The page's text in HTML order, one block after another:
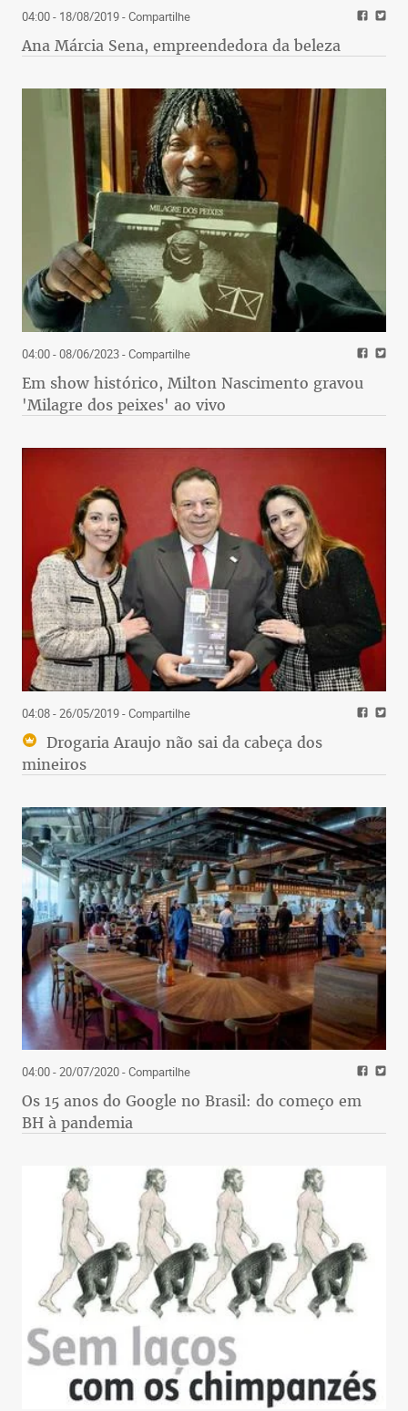
04:00 - 18/08/2019- Compartilhe
Ana Márcia Sena, empreendedora da beleza
04:00 - 08/06/2023- Compartilhe
Em show histórico, Milton Nascimento gravou
'Milagre dos peixes' ao vivo
04:08 - 26/05/2019- Compartilhe
Drogaria Araujo não sai da cabeça dos
mineiros
04:00 - 20/07/2020- Compartilhe
Os 15 anos do Google no Brasil: do começo em
BH à pandemia